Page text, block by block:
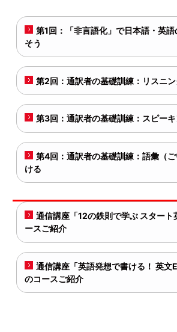
第1回：「非言語化」で日本語・英
そう
第2回：通訳者の基礎訓練：リスニ
第3回：通訳者の基礎訓練：スピー
第4回：通訳者の基礎訓練：語彙（
ける
通信講座「12の鉄則で学ぶ スタート
ースご紹介
通信講座「英語発想で書ける！ 英文
のコースご紹介